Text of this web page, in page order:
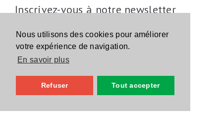
Nous utilisons des cookies pour améliorer
votre expérience de navigation.
En savoir plus
Refuser Tout accepter
Inscrivez-vous à notre newsletter
Inscrivez-vous
Suivez-nous sur les réseaux sociaux